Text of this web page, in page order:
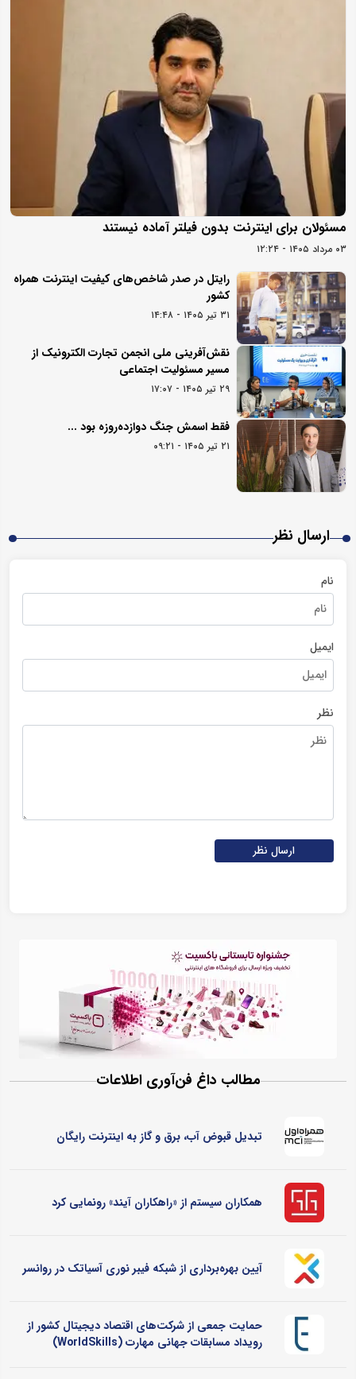
مسئولان برای اینترنت بدون فیلتر آماده نیستند
۰۳ مرداد ۱۴۰۵ - ۱۲:۲۴
رایتل در صدر شاخص‌های کیفیت اینترنت همراه
کشور
۳۱ تیر ۱۴۰۵ - ۱۴:۴۸
نقش‌آفرینی ملی انجمن تجارت الکترونیک از
مسیر مسئولیت اجتماعی
۲۹ تیر ۱۴۰۵ - ۱۷:۰۷
فقط اسمش جنگ دوازده‌روزه بود ...
۲۱ تیر ۱۴۰۵ - ۰۹:۲۱
ارسال نظر
نام
ایمیل
نظر
ارسال نظر
مطالب داغ فن‌آوری اطلاعات
تبدیل قبوض آب، برق و گاز به اینترنت رایگان
همکاران سیستم از «راهکاران آیند» رونمایی کرد
آیین بهره‌برداری از شبکه فیبر نوری آسیاتک در روانسر
حمایت جمعی از شرکت‌های اقتصاد دیجیتال کشور از
رویداد مسابقات جهانی مهارت (WorldSkills)